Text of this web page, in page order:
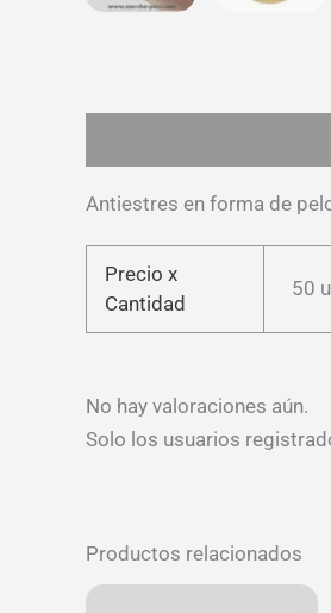
Antiestres en forma de
Precio x
Cantidad
50
No hay valoraciones aún.
Solo los usuarios
Productos relacionados